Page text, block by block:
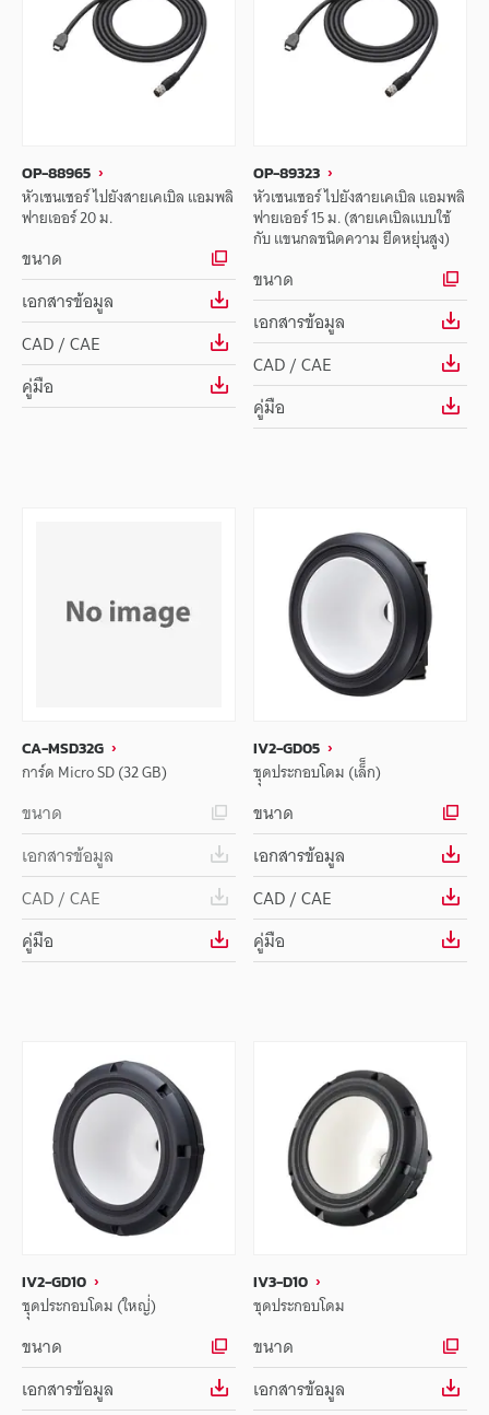
OP-88965
หัวเซนเซอร์ ไปยังสายเคเบิล แอมพลิ
ฟายเออร์ 20 ม.
ขนาด
เอกสารข้อมูล
CAD / CAE
คู่มือ
OP-89323
หัวเซนเซอร์ ไปยังสายเคเบิล แอมพลิ
ฟายเออร์ 15 ม. (สายเคเบิลแบบใช้
กับ แขนกลชนิดความ ยืดหยุ่นสูง)
ขนาด
เอกสารข้อมูล
CAD / CAE
คู่มือ
CA-MSD32G
การ์ด Micro SD (32 GB)
ขนาด
เอกสารข้อมูล
CAD / CAE
คู่มือ
IV2-GD05
ชุุดประกอบโดม (เล็็ก)
ขนาด
เอกสารข้อมูล
CAD / CAE
คู่มือ
IV2-GD10
ชุุดประกอบโดม (ใหญ่่)
ขนาด
เอกสารข้อมูล
IV3-D10
ชุดประกอบโดม
ขนาด
เอกสารข้อมูล